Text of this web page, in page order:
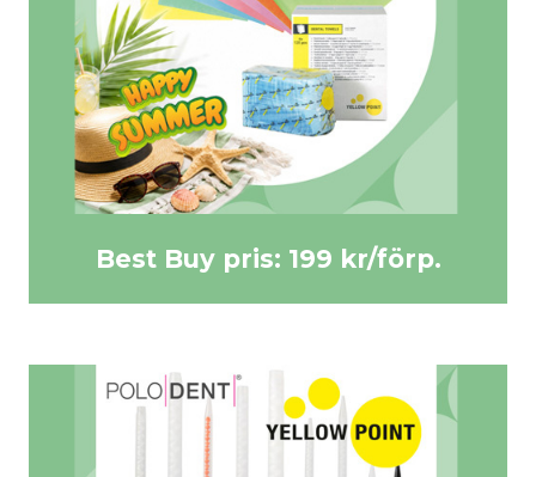
Best Buy pris: 199 kr/förp.
Best Buy pris: 199 kr/förp.
KÖP HÄR >>